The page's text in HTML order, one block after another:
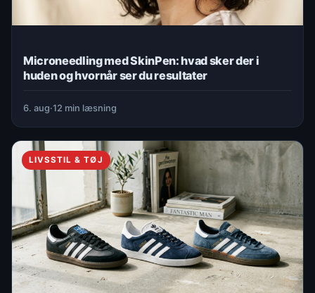
Microneedling med SkinPen: hvad sker der i
huden og hvornår ser du resultater
6. aug·12 min læsning
LIVSSTIL & TØJ